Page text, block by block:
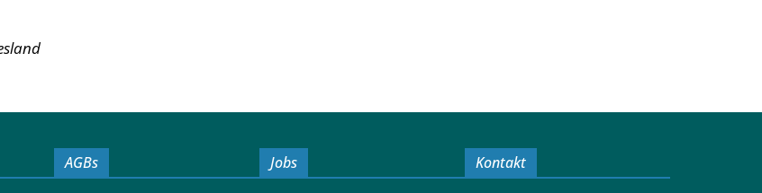
AGBs Jobs Kontakt